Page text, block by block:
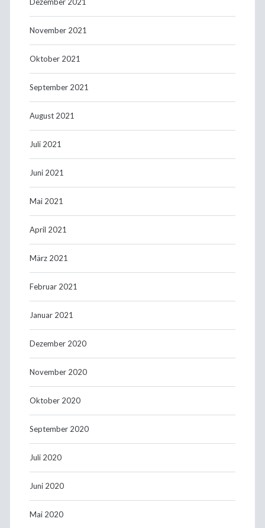
Dezember 2021
November 2021
Oktober 2021
September 2021
August 2021
Juli 2021
Juni 2021
Mai 2021
April 2021
März 2021
Februar 2021
Januar 2021
Dezember 2020
November 2020
Oktober 2020
September 2020
Juli 2020
Juni 2020
Mai 2020